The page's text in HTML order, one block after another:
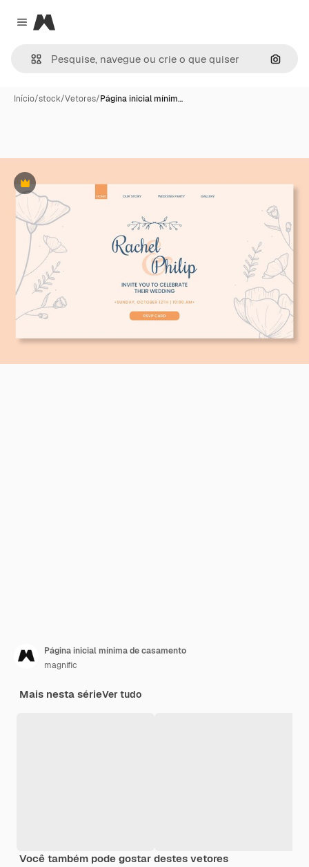
Close menu
Magnific
Início/stock/Vetores/Página inicial mínim…
Premium
Página inicial mínima de casamento
magnific
Mais nesta sérieVer tudo
Você também pode gostar destes vetores